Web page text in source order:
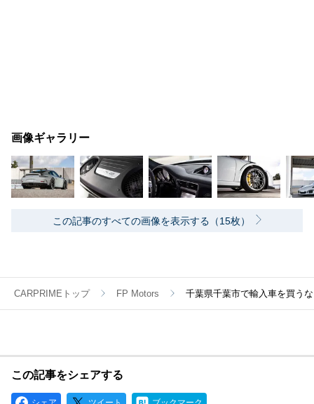
画像ギャラリー
この記事のすべての画像を表示する（15枚）
CARPRIMEトップ FP Motors 千葉県千葉市で輸入車を買う
この記事をシェアする